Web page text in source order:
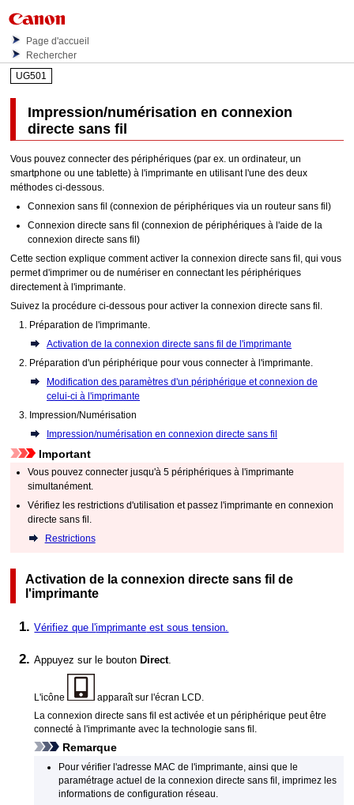
Page d'accueil
Rechercher
UG501
Impression/numérisation en connexion
directe sans fil
Vous pouvez connecter des périphériques (par ex. un ordinateur, un
smartphone ou une tablette) à l'imprimante en utilisant l'une des deux
méthodes ci-dessous.
Connexion sans fil (connexion de périphériques via un routeur sans fil)
Connexion directe sans fil (connexion de périphériques à l'aide de la
connexion directe sans fil)
Cette section explique comment activer la connexion directe sans fil, qui vous
permet d'imprimer ou de numériser en connectant les périphériques
directement à l'imprimante.
Suivez la procédure ci-dessous pour activer la connexion directe sans fil.
Préparation de l'imprimante.
Activation de la connexion directe sans fil de l'imprimante
Préparation d'un périphérique pour vous connecter à l'imprimante.
Modification des paramètres d'un périphérique et connexion de
celui-ci à l'imprimante
Impression/Numérisation
Impression/numérisation en connexion directe sans fil
Important
Vous pouvez connecter jusqu'à 5 périphériques à l'imprimante
simultanément.
Vérifiez les restrictions d'utilisation et passez l'imprimante en connexion
directe sans fil.
Restrictions
Activation de la connexion directe sans fil de
l'imprimante
Vérifiez que l'imprimante est sous tension.
Appuyez sur le bouton Direct.
L'icône apparaît sur l'écran LCD
La connexion directe sans fil est activée et un périphérique peut être
connecté à l'imprimante avec la technologie sans fil.
Remarque
Pour vérifier l'adresse MAC de l'imprimante , ainsi que le
paramétrage actuel de la connexion directe sans fil, imprimez les
informations de configuration réseau.